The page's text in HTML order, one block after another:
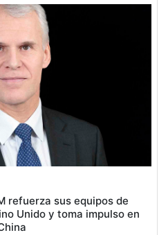
refuerza sus equipos de
Unido y toma impulso en